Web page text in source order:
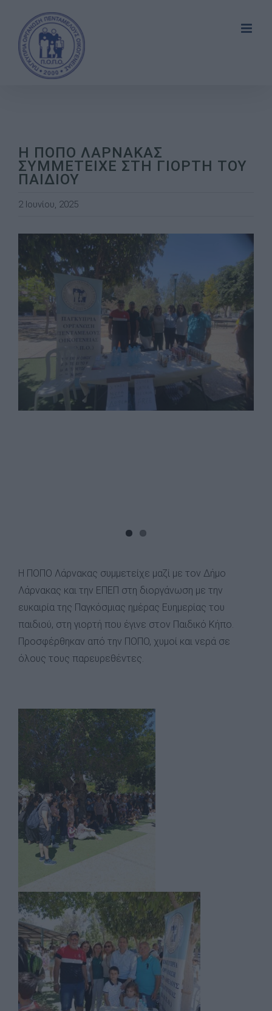
content
Η ΠΟΠΟ ΛΑΡΝΑΚΑΣ
ΣΥΜΜΕΤΕIΧΕ ΣΤΗ ΓΙΟΡΤΗ ΤΟΥ
ΠΑΙΔΙΟΥ
2 Ιουνίου, 2025
View
Larger
Image
Η ΠΟΠΟ Λάρνακας συμμετείχε μαζί με τον Δήμο
Λάρνακας και την ΕΠΕΠ στη διοργάνωση με την
ευκαιρία της Παγκόσμιας ημέρας Ευημερίας του
παιδιού, στη γιορτή που έγινε στον Παιδικό Κήπο.
Προσφέρθηκαν από την ΠΟΠΟ, χυμοί και νερά σε
όλους τους παρευρεθέντες.